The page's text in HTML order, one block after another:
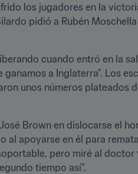
los jugadores en la
pidió a Rubén
cuando entró en la
a Inglaterra”. Los
unos números plateados
Brown en dislocarse el
al apoyarse en él para
pero miré al doctor
tiempo así”.